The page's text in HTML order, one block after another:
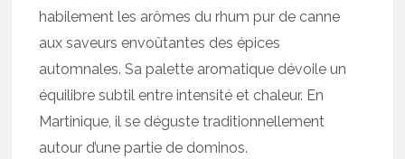
habilement les arômes du rhum pur de canne
aux saveurs envoûtantes des épices
automnales. Sa palette aromatique dévoile un
équilibre subtil entre intensité et chaleur. En
Martinique, il se déguste traditionnellement
autour d’une partie de dominos.